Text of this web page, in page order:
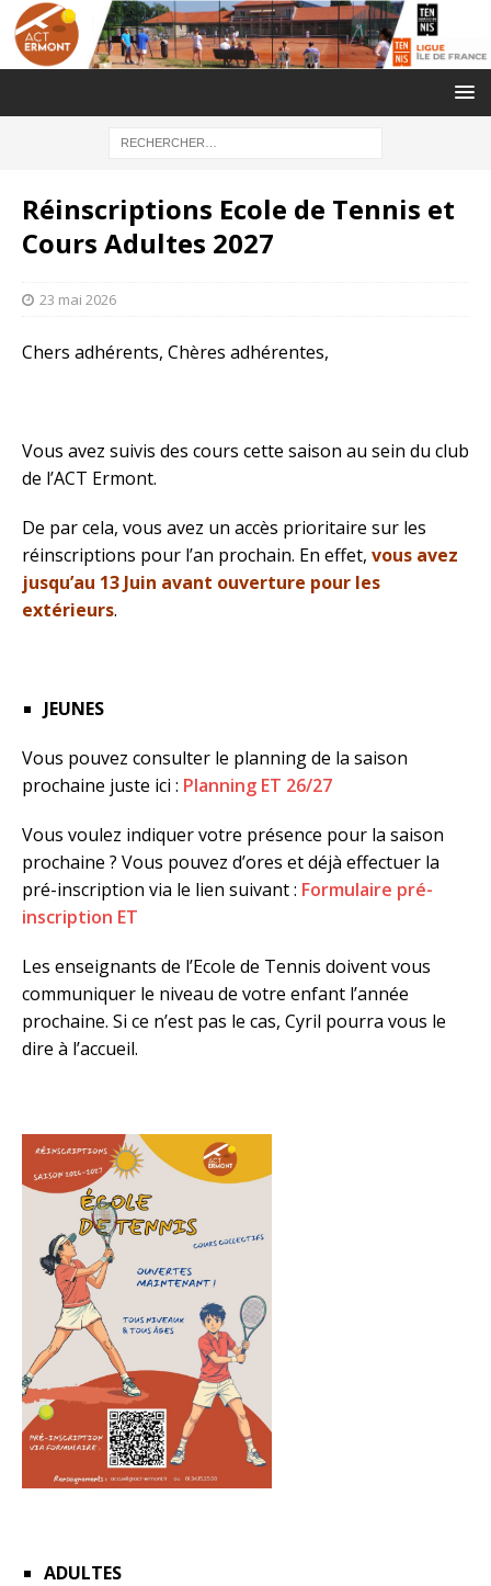
Réinscriptions Ecole de Tennis et
Cours Adultes 2027
23 mai 2026
Chers adhérents, Chères adhérentes,
Vous avez suivis des cours cette saison au sein du club
de l’ACT Ermont.
De par cela, vous avez un accès prioritaire sur les
réinscriptions pour l’an prochain. En effet, vous avez
jusqu’au 13 Juin avant ouverture pour les
extérieurs.
JEUNES
Vous pouvez consulter le planning de la saison
prochaine juste ici : Planning ET 26/27
Vous voulez indiquer votre présence pour la saison
prochaine ? Vous pouvez d’ores et déjà effectuer la
pré-inscription via le lien suivant : Formulaire pré-
inscription ET
Les enseignants de l’Ecole de Tennis doivent vous
communiquer le niveau de votre enfant l’année
prochaine. Si ce n’est pas le cas, Cyril pourra vous le
dire à l’accueil.
ADULTES